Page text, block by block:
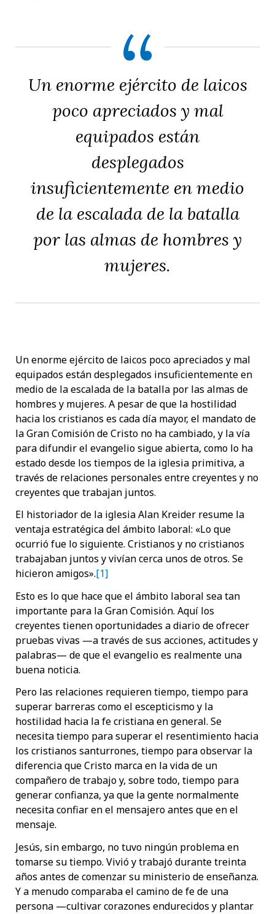
Un enorme ejército de laicos
poco apreciados y mal
equipados están
desplegados
insuficientemente en medio
de la escalada de la batalla
por las almas de hombres y
mujeres.
Un enorme ejército de laicos poco apreciados y mal
equipados están desplegados insuficientemente en
medio de la escalada de la batalla por las almas de
hombres y mujeres. A pesar de que la hostilidad
hacia los cristianos es cada día mayor, el mandato de
la Gran Comisión de Cristo no ha cambiado, y la vía
para difundir el evangelio sigue abierta, como lo ha
estado desde los tiempos de la iglesia primitiva, a
través de relaciones personales entre creyentes y no
creyentes que trabajan juntos.
El historiador de la iglesia Alan Kreider resume la
ventaja estratégica del ámbito laboral: «Lo que
ocurrió fue lo siguiente. Cristianos y no cristianos
trabajaban juntos y vivían cerca unos de otros. Se
hicieron amigos».[1]
Esto es lo que hace que el ámbito laboral sea tan
importante para la Gran Comisión. Aquí los
creyentes tienen oportunidades a diario de ofrecer
pruebas vivas —a través de sus acciones, actitudes y
palabras— de que el evangelio es realmente una
buena noticia.
Pero las relaciones requieren tiempo, tiempo para
superar barreras como el escepticismo y la
hostilidad hacia la fe cristiana en general. Se
necesita tiempo para superar el resentimiento hacia
los cristianos santurrones, tiempo para observar la
diferencia que Cristo marca en la vida de un
compañero de trabajo y, sobre todo, tiempo para
generar confianza, ya que la gente normalmente
necesita confiar en el mensajero antes que en el
mensaje.
Jesús, sin embargo, no tuvo ningún problema en
tomarse su tiempo. Vivió y trabajó durante treinta
años antes de comenzar su ministerio de enseñanza.
Y a menudo comparaba el camino de fe de una
persona —cultivar corazones endurecidos y plantar